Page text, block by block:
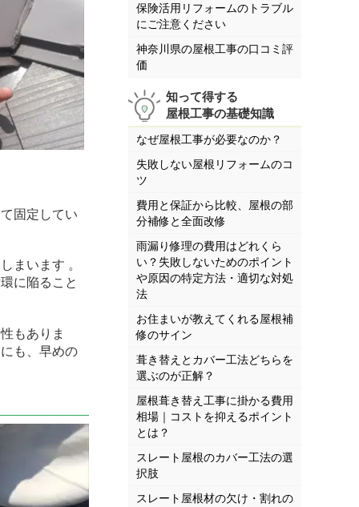
固定してい
まいます 。
に陥ること
もありま
も、早めの
保険活用リフォームのトラブル
にご注意ください
神奈川県の屋根工事の口コミ評
価
知って得する
屋根工事の基礎知識
なぜ屋根工事が必要なのか？
失敗しない屋根リフォームのコ
ツ
費用と保証から比較、屋根の部
分補修と全面改修
雨漏り修理の費用はどれくら
い？失敗しないためのポイント
や原因の特定方法・適切な対処
法
お住まいが教えてくれる屋根補
修のサイン
葺き替えとカバー工法どちらを
選ぶのが正解？
屋根葺き替え工事に掛かる費用
相場｜コストを抑えるポイント
とは？
スレート屋根のカバー工法の選
択肢
スレート屋根材の欠け・割れの